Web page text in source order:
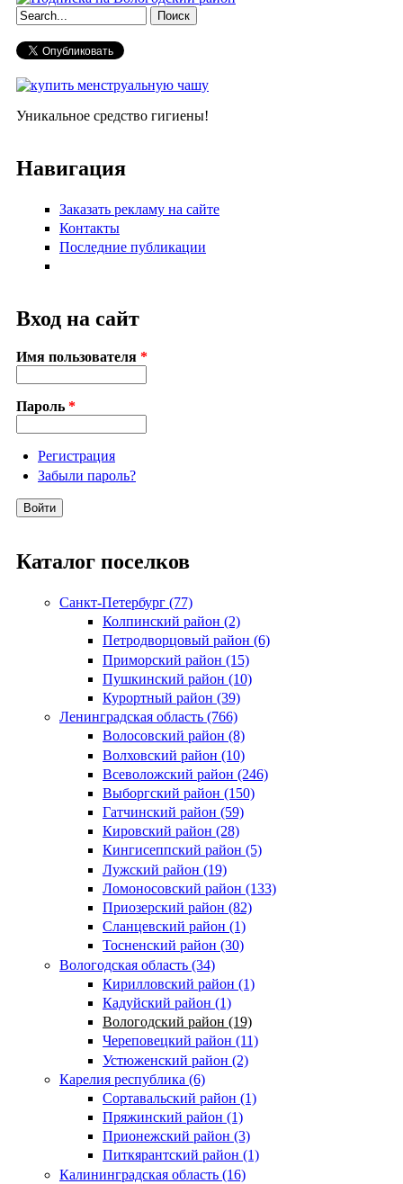
Форма поиска
Уникальное средство гигиены!
Навигация
Заказать рекламу на сайте
Контакты
Последние публикации
Вход на сайт
Имя пользователя *
Пароль *
Регистрация
Забыли пароль?
Каталог поселков
Санкт-Петербург (77)
Колпинский район (2)
Петродворцовый район (6)
Приморский район (15)
Пушкинский район (10)
Курортный район (39)
Ленинградская область (766)
Волосовский район (8)
Волховский район (10)
Всеволожский район (246)
Выборгский район (150)
Гатчинский район (59)
Кировский район (28)
Кингисеппский район (5)
Лужский район (19)
Ломоносовский район (133)
Приозерский район (82)
Сланцевский район (1)
Тосненский район (30)
Вологодская область (34)
Кирилловский район (1)
Кадуйский район (1)
Вологодский район (19)
Череповецкий район (11)
Устюженский район (2)
Карелия республика (6)
Сортавальский район (1)
Пряжинский район (1)
Прионежский район (3)
Питкярантский район (1)
Калининградская область (16)